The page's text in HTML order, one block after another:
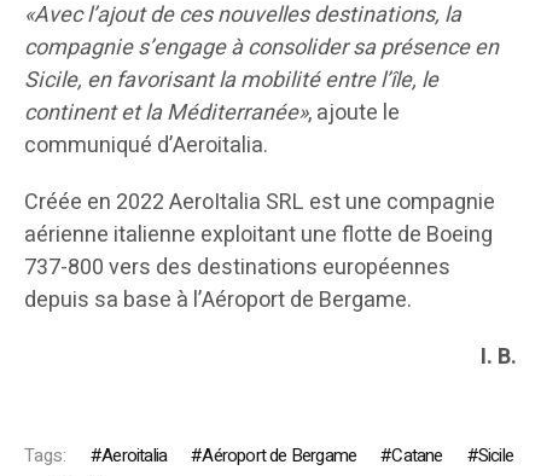
«Avec l’ajout de ces nouvelles destinations, la
compagnie s’engage à consolider sa présence en
Sicile, en favorisant la mobilité entre l’île, le
continent et la Méditerranée», ajoute le
communiqué d’Aeroitalia.
Créée en 2022 AeroItalia SRL est une compagnie
aérienne italienne exploitant une flotte de Boeing
737-800 vers des destinations européennes
depuis sa base à l’Aéroport de Bergame.
I. B.
Tags: Aeroitalia Aéroport de Bergame Catane
Sicile